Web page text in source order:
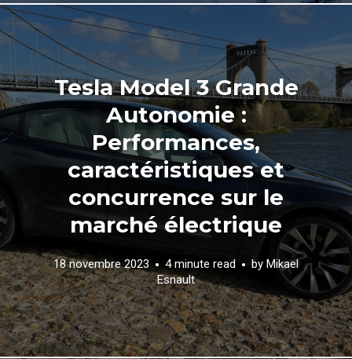
Tesla Model 3 Grande
Autonomie :
Performances,
caractéristiques et
concurrence sur le
marché électrique
18 novembre 2023 4 minute read by Mikael
Esnault